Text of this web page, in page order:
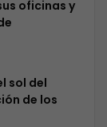
oficinas y
sol del
de los